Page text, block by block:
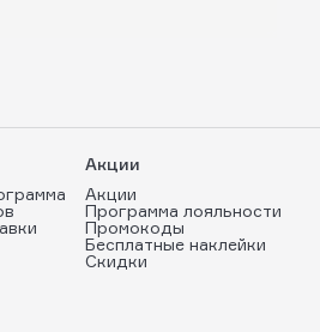
Акции
Акции
Программа лояльности
Промокоды
Бесплатные наклейки
Скидки